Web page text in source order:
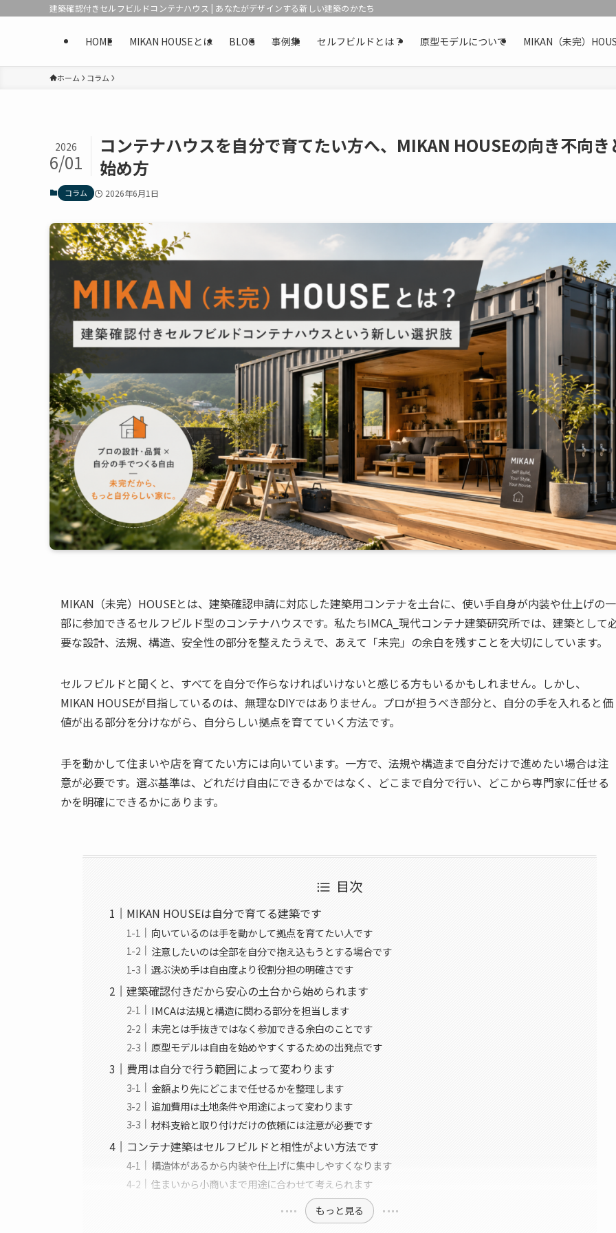
建築確認付きセルフビルドコンテナハウス | あなたがデザインする新しい建築のかたち
HOME MIKAN HOUSEとは BLOG 事例集 セルフビルドとは？ 原型モデルについて MIKAN（未完）
ホーム コラム
コンテナハウスを自分で育てたい方へ、MIKAN HOUSEの向き不向き
始め方
2026
6/01
コラム 2026年6月1日
MIKAN（未完）HOUSEとは、建築確認申請に対応した建築用コンテナを土台に、使い手自身が内装や仕上げの一
部に参加できるセルフビルド型のコンテナハウスです。私たちIMCA_現代コンテナ建築研究所では、建築として
要な設計、法規、構造、安全性の部分を整えたうえで、あえて「未完」の余白を残すことを大切にしています。
セルフビルドと聞くと、すべてを自分で作らなければいけないと感じる方もいるかもしれません。しかし、
MIKAN HOUSEが目指しているのは、無理なDIYではありません。プロが担うべき部分と、自分の手を入れると価
値が出る部分を分けながら、自分らしい拠点を育てていく方法です。
手を動かして住まいや店を育てたい方には向いています。一方で、法規や構造まで自分だけで進めたい場合は注
意が必要です。選ぶ基準は、どれだけ自由にできるかではなく、どこまで自分で行い、どこから専門家に任せる
かを明確にできるかにあります。
目次
MIKAN HOUSEは自分で育てる建築です
向いているのは手を動かして拠点を育てたい人です
注意したいのは全部を自分で抱え込もうとする場合です
選ぶ決め手は自由度より役割分担の明確さです
建築確認付きだから安心の土台から始められます
IMCAは法規と構造に関わる部分を担当します
未完とは手抜きではなく参加できる余白のことです
原型モデルは自由を始めやすくするための出発点です
費用は自分で行う範囲によって変わります
金額より先にどこまで任せるかを整理します
追加費用は土地条件や用途によって変わります
材料支給と取り付けだけの依頼には注意が必要です
コンテナ建築はセルフビルドと相性がよい方法です
構造体があるから内装や仕上げに集中しやすくなります
住まいから小商いまで用途に合わせて考えられます
もっと見る